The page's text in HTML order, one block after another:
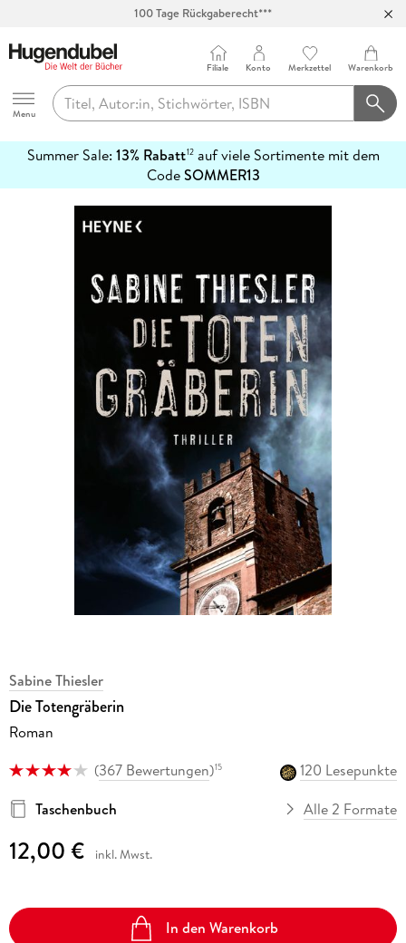
100 Tage Rückgaberecht***
Hugendubel
Menu
Filiale Konto Merkzettel Warenkorb
Summer Sale: 13% Rabatt12auf viele Sortimente mit dem
CodeSOMMER13
erfahren
Sabine Thiesler
Die Totengräberin
Roman
(367 Bewertungen)15
120 Lesepunkte
Taschenbuch
Alle 2 Formate
12,00 € inkl. Mwst.
In den Warenkorb